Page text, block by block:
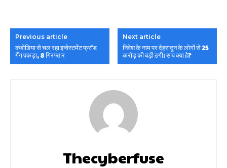
Previous article
कंबोडिया से चल रहा इन्वेस्टमेंट फ्रॉड
गैंग पकड़ा, 8 गिरफ्तार
Next article
निवेश के नाम पर देहरादून के लोगों से 25
करोड़ की बड़ी ठगी: सच क्या है?
Thecyberfuse